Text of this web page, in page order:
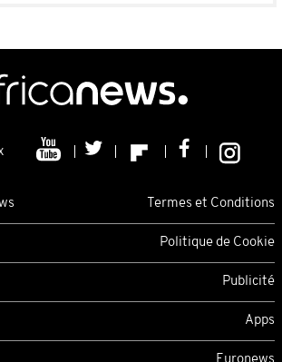
Termes et Conditions
Politique de Cookie
Publicité
Apps